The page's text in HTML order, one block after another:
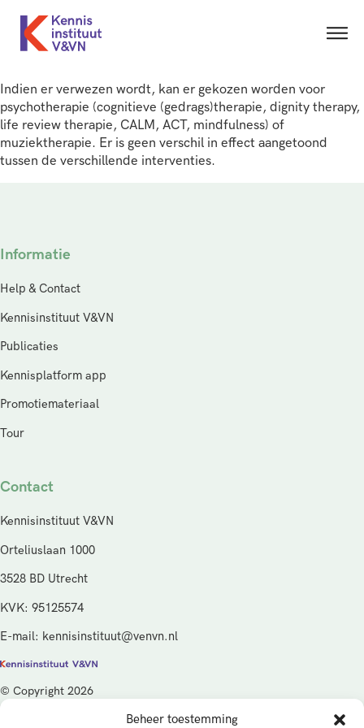
Beheer toestemming
Indien er verwezen wordt, kan er gekozen worden voor
psychotherapie (cognitieve (gedrags)therapie, dignity therapy,
life review therapie, CALM, ACT, mindfulness) of
muziektherapie. Er is geen verschil in effect aangetoond
tussen de verschillende interventies.
Informatie
Help & Contact
Kennisinstituut V&VN
Publicaties
Kennisplatform app
Promotiemateriaal
Tour
Contact
Kennisinstituut V&VN
Orteliuslaan 1000
3528 BD Utrecht
KVK: 95125574
E-mail: kennisinstituut@venvn.nl
© Copyright 2026